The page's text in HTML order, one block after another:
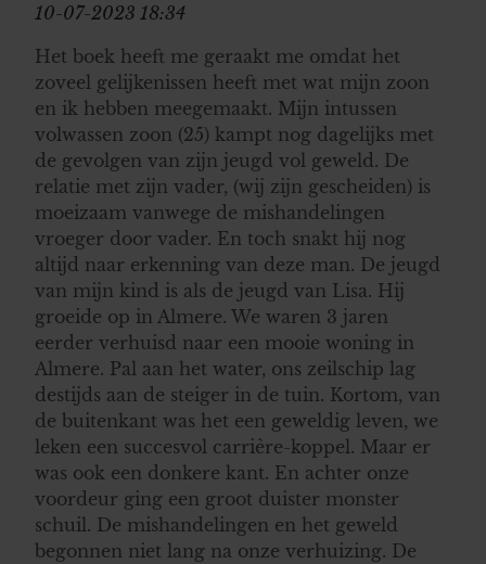
10-07-2023 18:34
Het boek heeft me geraakt me omdat het
zoveel gelijkenissen heeft met wat mijn zoon
en ik hebben meegemaakt. Mijn intussen
volwassen zoon (25) kampt nog dagelijks met
de gevolgen van zijn jeugd vol geweld. De
relatie met zijn vader, (wij zijn gescheiden) is
moeizaam vanwege de mishandelingen
vroeger door vader. En toch snakt hij nog
altijd naar erkenning van deze man. De jeugd
van mijn kind is als de jeugd van Lisa. Hij
groeide op in Almere. We waren 3 jaren
eerder verhuisd naar een mooie woning in
Almere. Pal aan het water, ons zeilschip lag
destijds aan de steiger in de tuin. Kortom, van
de buitenkant was het een geweldig leven, we
leken een succesvol carrière-koppel. Maar er
was ook een donkere kant. En achter onze
voordeur ging een groot duister monster
schuil. De mishandelingen en het geweld
begonnen niet lang na onze verhuizing. De